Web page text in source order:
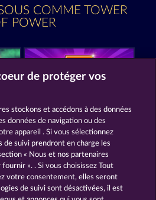
COMME TOWER
POWER
Fancy Fruits
de protéger vos
stockons et accédons à des données
données de navigation ou des
appareil . Si vous sélectionnez
de suivi prendront en charge les
« Nous et nos partenaires
». . Si vous choisissez Tout
votre consentement, elles seront
de suivi sont désactivées, il est